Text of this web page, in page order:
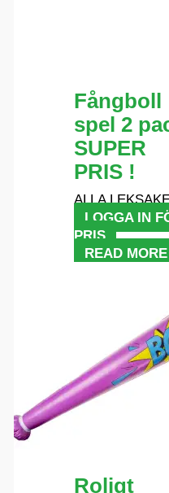
Fångboll
spel 2
SUPER
PRIS !
ALLA
LOGGA IN
PRIS
READ MORE
Roligt